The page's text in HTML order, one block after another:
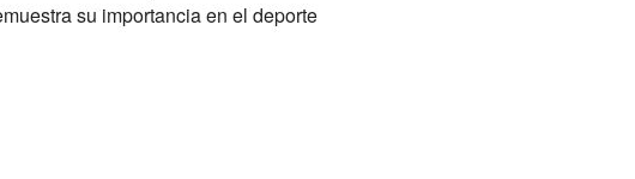
su importancia en el deporte